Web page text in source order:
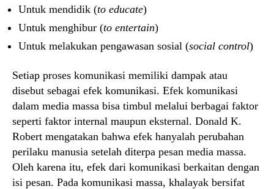
Untuk mendidik (to educate)
Untuk menghibur (to entertain)
Untuk melakukan pengawasan sosial (social control)
Setiap proses komunikasi memiliki dampak atau
disebut sebagai efek komunikasi. Efek komunikasi
dalam media massa bisa timbul melalui berbagai faktor
seperti faktor internal maupun eksternal. Donald K.
Robert mengatakan bahwa efek hanyalah perubahan
perilaku manusia setelah diterpa pesan media massa.
Oleh karena itu, efek dari komunikasi berkaitan dengan
isi pesan. Pada komunikasi massa, khalayak bersifat